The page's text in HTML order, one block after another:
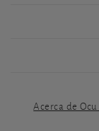
Acerca de